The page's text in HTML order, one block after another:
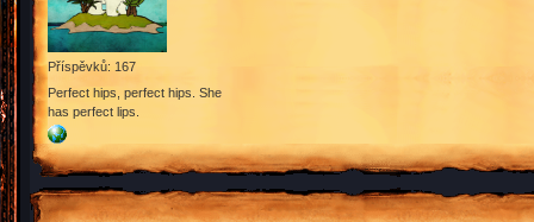
Příspěvků: 167
Perfect hips, perfect hips. She
has perfect lips.